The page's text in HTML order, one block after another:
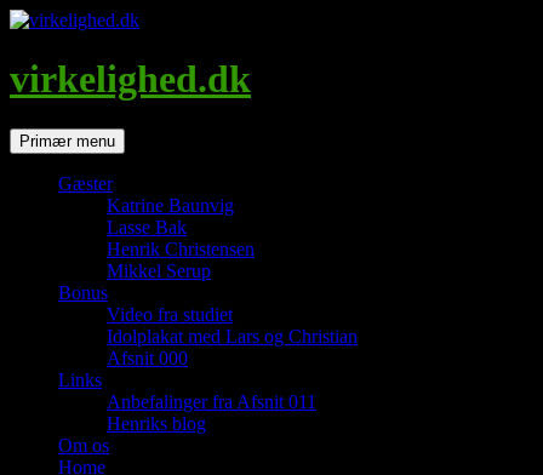
Hop
indhold
virkelighed.dk
SøgPrimær menu
Gæster
Katrine Baunvig
Lasse Bak
Henrik Christensen
Mikkel Serup
Bonus
Video fra studiet
Idolplakat med Lars og Christian
Afsnit 000
Links
Anbefalinger fra Afsnit 011
Henriks blog
Om os
Home